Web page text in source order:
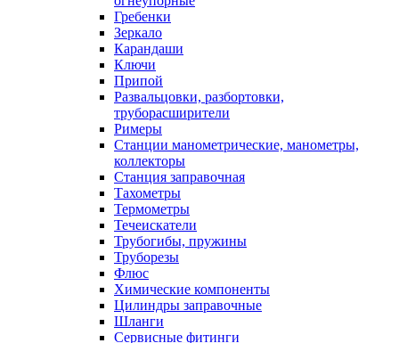
Гребенки
Зеркало
Карандаши
Ключи
Припой
Развальцовки, разбортовки,
труборасширители
Римеры
Станции манометрические, манометры,
коллекторы
Станция заправочная
Тахометры
Термометры
Течеискатели
Трубогибы, пружины
Труборезы
Флюс
Химические компоненты
Цилиндры заправочные
Шланги
Сервисные фитинги